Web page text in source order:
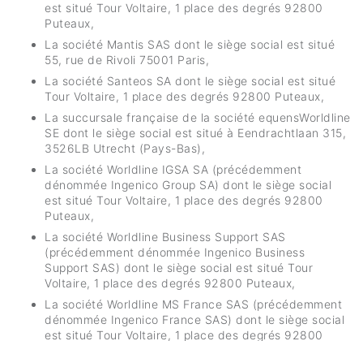
est situé Tour Voltaire, 1 place des degrés 92800
Puteaux,
La société Mantis SAS dont le siège social est situé
55, rue de Rivoli 75001 Paris,
La société Santeos SA dont le siège social est situé
Tour Voltaire, 1 place des degrés 92800 Puteaux,
La succursale française de la société equensWorldline
SE dont le siège social est situé à Eendrachtlaan 315,
3526LB Utrecht (Pays-Bas),
La société Worldline IGSA SA (précédemment
dénommée Ingenico Group SA) dont le siège social
est situé Tour Voltaire, 1 place des degrés 92800
Puteaux,
La société Worldline Business Support SAS
(précédemment dénommée Ingenico Business
Support SAS) dont le siège social est situé Tour
Voltaire, 1 place des degrés 92800 Puteaux,
La société Worldline MS France SAS (précédemment
dénommée Ingenico France SAS) dont le siège social
est situé Tour Voltaire, 1 place des degrés 92800